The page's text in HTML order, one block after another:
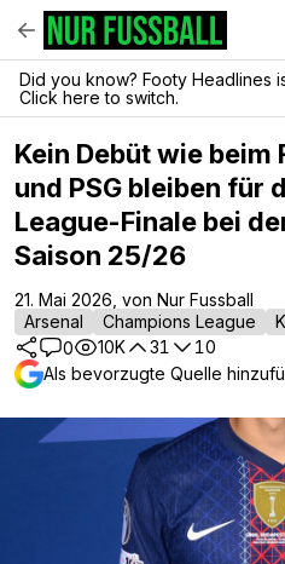
Did you know? Footy Headlines
Click here to switch.
Kein Debüt wie beim
und PSG bleiben für
League-Finale bei
Saison 25/26
21. Mai 2026, von Nur Fussball
Arsenal
Champions League
0
10K 31
10
Als bevorzugte Quelle